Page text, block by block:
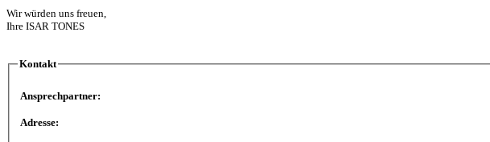
Wir würden uns freuen,
Ihre ISAR TONES
Kontakt
Ansprechpartner:
Adresse: